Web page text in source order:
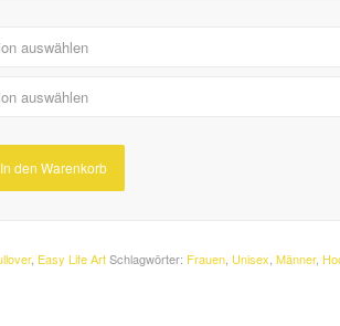
In den Warenkorb
, Easy Life Art Schlagwörter: Frauen Unisex ,Männer,